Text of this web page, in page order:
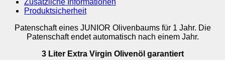
Produktsicherheit
Patenschaft eines JUNIOR Olivenbaums für 1 Jahr. Die
Patenschaft endet automatisch nach einem Jahr.
3 Liter Extra Virgin Olivenöl garantiert